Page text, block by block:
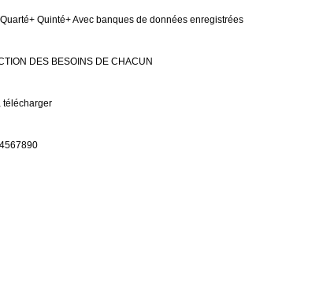
Quinté+ Avec banques de données enregistrées
DES BESOINS DE CHACUN
télécharger